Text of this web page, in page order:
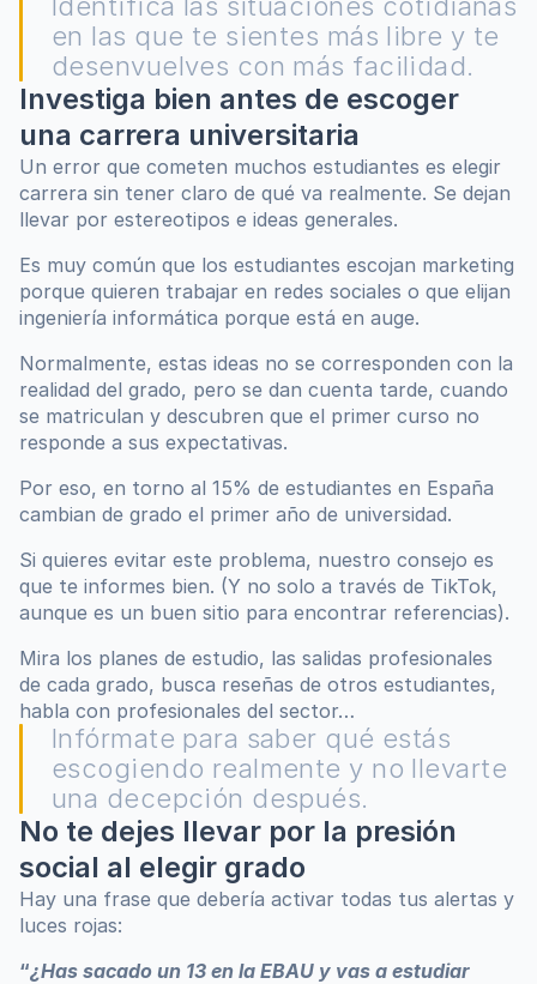
en las que te sientes más libre y te
desenvuelves con más facilidad.
Investiga bien antes de escoger
una carrera universitaria
Un error que cometen muchos estudiantes es elegir
carrera sin tener claro de qué va realmente. Se dejan
llevar por estereotipos e ideas generales.
Es muy común que los estudiantes escojan marketing
porque quieren trabajar en redes sociales o que elijan
ingeniería informática porque está en auge.
Normalmente, estas ideas no se corresponden con la
realidad del grado, pero se dan cuenta tarde, cuando
se matriculan y descubren que el primer curso no
responde a sus expectativas.
Por eso, en torno al 15% de estudiantes en España
cambian de grado el primer año de universidad.
Si quieres evitar este problema, nuestro consejo es
que te informes bien. (Y no solo a través de TikTok,
aunque es un buen sitio para encontrar referencias).
Mira los planes de estudio, las salidas profesionales
de cada grado, busca reseñas de otros estudiantes,
habla con profesionales del sector…
Infórmate para saber qué estás
escogiendo realmente y no llevarte
una decepción después.
No te dejes llevar por la presión
social al elegir grado
Hay una frase que debería activar todas tus alertas y
luces rojas:
“¿Has sacado un 13 en la EBAU y vas a estudiar